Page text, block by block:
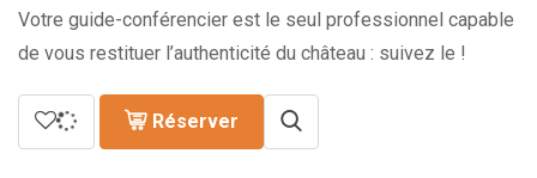
Votre guide-conférencier est le seul professionnel capable
de vous restituer l’authenticité du château : suivez le !
Réserver